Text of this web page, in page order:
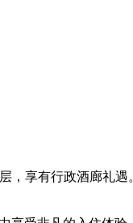
享有行政酒廊礼